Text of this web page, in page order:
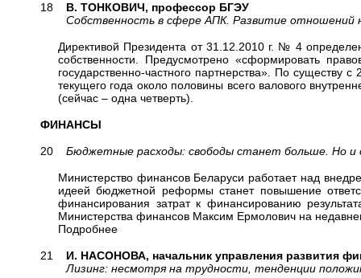
18 В. ТОНКОВИЧ, профессор БГЭУ
Собственность в сфере АПК. Развитие отношений
Директивой Президента от 31.12.2010 г. № 4
собственности. Предусмотрено «сформировать
государственно-частного партнерства». По существу
текущего года около половины всего валового
(сейчас – одна четверть).
ФИНАНСЫ
20 Бюджетные расходы: свободы станет больше. Но
Министерство финансов Беларуси работает над
идеей бюджетной реформы станет повышение
финансирования затрат к финансированию
Министерства финансов Максим Ермолович на
Подробнее
21 И. НАСОНОВА, начальник управления развития
Лизинг: несмотря на трудности, тенденции